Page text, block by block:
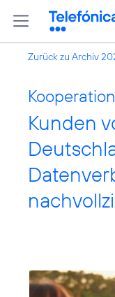
Zurück zu Archiv
Kunden